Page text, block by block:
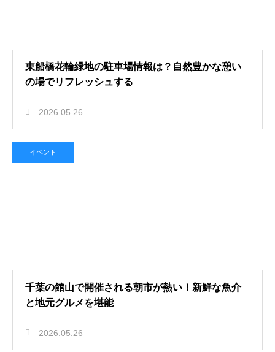
東船橋花輪緑地の駐車場情報は？自然豊かな憩い
の場でリフレッシュする
2026.05.26
イベント
千葉の館山で開催される朝市が熱い！新鮮な魚介
と地元グルメを堪能
2026.05.26